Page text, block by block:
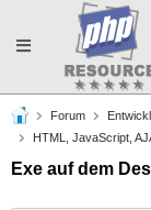
Toggle
navigation
Forum
HTML, JavaScript,
Exe auf dem